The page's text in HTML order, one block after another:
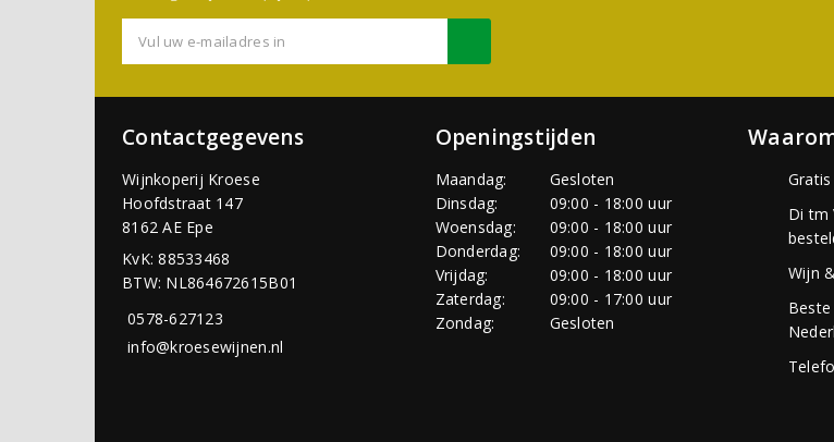
Contactgegevens
Wijnkoperij Kroese
Hoofdstraat 147
8162 AE Epe
KvK: 88533468
BTW: NL864672615B01
0578-627123
info@kroesewijnen.nl
Openingstijden
Maandag:
Gesloten
Dinsdag:
09:00 - 18:00 uur
Woensdag:
09:00 - 18:00 uur
Donderdag:
09:00 - 18:00 uur
Vrijdag:
09:00 - 18:00 uur
Zaterdag:
09:00 - 17:00 uur
Zondag:
Gesloten
Di tm
Wijn